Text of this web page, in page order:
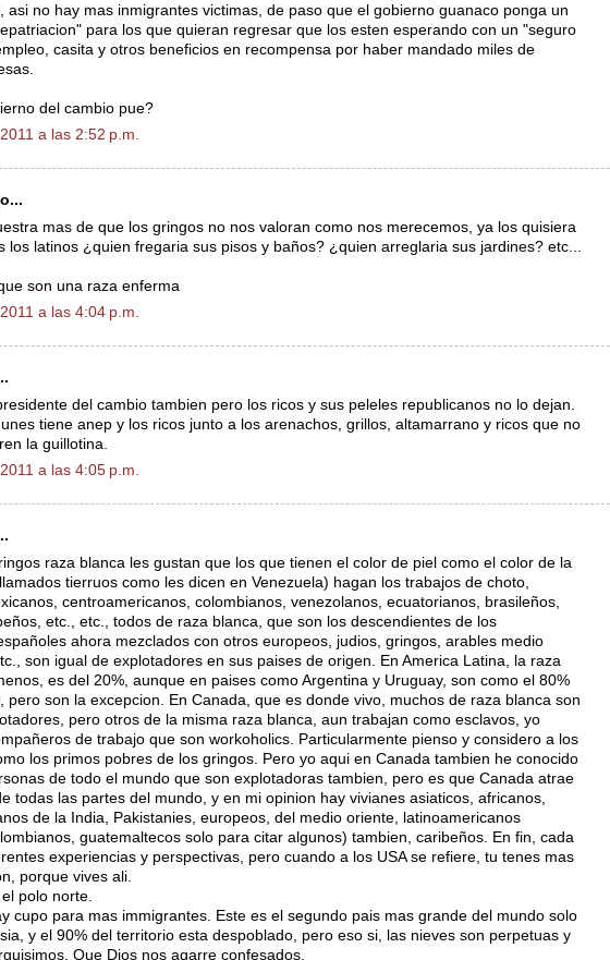
asi no hay mas inmigrantes victimas, de paso que el gobierno guanaco ponga un
para los que quieran regresar que los esten esperando con un "seguro
casita y otros beneficios en recompensa por haber mandado miles de
del cambio pue?
a las 2:52 p.m.
mas de que los gringos no nos valoran como nos merecemos, ya los quisiera
los latinos ¿quien fregaria sus pisos y baños? ¿quien arreglaria sus jardines? etc...
son una raza enferma
a las 4:04 p.m.
del cambio tambien pero los ricos y sus peleles republicanos no lo dejan.
tiene anep y los ricos junto a los arenachos, grillos, altamarrano y ricos que no
la guillotina.
a las 4:05 p.m.
raza blanca les gustan que los que tienen el color de piel como el color de la
tierruos como les dicen en Venezuela) hagan los trabajos de choto,
centroamericanos, colombianos, venezolanos, ecuatorianos, brasileños,
etc., etc., todos de raza blanca, que son los descendientes de los
ahora mezclados con otros europeos, judios, gringos, arables medio
son igual de explotadores en sus paises de origen. En America Latina, la raza
es del 20%, aunque en paises como Argentina y Uruguay, son como el 80%
pero son la excepcion. En Canada, que es donde vivo, muchos de raza blanca son
pero otros de la misma raza blanca, aun trabajan como esclavos, yo
de trabajo que son workoholics. Particularmente pienso y considero a los
los primos pobres de los gringos. Pero yo aqui en Canada tambien he conocido
de todo el mundo que son explotadoras tambien, pero es que Canada atrae
todas las partes del mundo, y en mi opinion hay vivianes asiaticos, africanos,
de la India, Pakistanies, europeos, del medio oriente, latinoamericanos
guatemaltecos solo para citar algunos) tambien, caribeños. En fin, cada
experiencias y perspectivas, pero cuando a los USA se refiere, tu tenes mas
porque vives ali.
polo norte.
cupo para mas immigrantes. Este es el segundo pais mas grande del mundo solo
y el 90% del territorio esta despoblado, pero eso si, las nieves son perpetuas y
Que Dios nos agarre confesados.